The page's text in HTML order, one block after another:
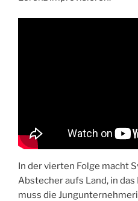
In der vierten Folge macht
Abstecher aufs Land, in
muss die